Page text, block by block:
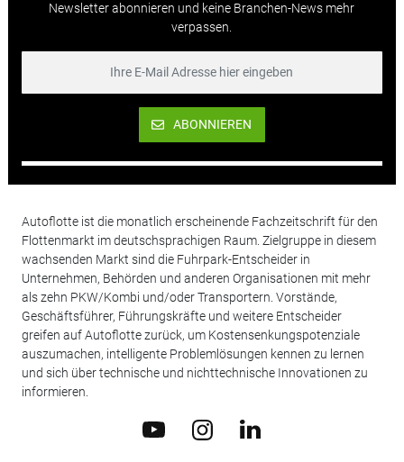
Newsletter abonnieren und keine Branchen-News mehr
verpassen.
ABONNIEREN
Autoflotte ist die monatlich erscheinende Fachzeitschrift für den
Flottenmarkt im deutschsprachigen Raum. Zielgruppe in diesem
wachsenden Markt sind die Fuhrpark-Entscheider in
Unternehmen, Behörden und anderen Organisationen mit mehr
als zehn PKW/Kombi und/oder Transportern. Vorstände,
Geschäftsführer, Führungskräfte und weitere Entscheider
greifen auf Autoflotte zurück, um Kostensenkungspotenziale
auszumachen, intelligente Problemlösungen kennen zu lernen
und sich über technische und nichttechnische Innovationen zu
informieren.